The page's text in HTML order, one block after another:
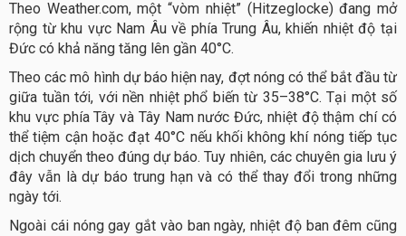
Theo Weather.com, một “vòm nhiệt” (Hitzeglocke) đang mở
rộng từ khu vực Nam Âu về phía Trung Âu, khiến nhiệt độ tại
Đức có khả năng tăng lên gần 40°C.
Theo các mô hình dự báo hiện nay, đợt nóng có thể bắt đầu từ
giữa tuần tới, với nền nhiệt phổ biến từ 35–38°C. Tại một số
khu vực phía Tây và Tây Nam nước Đức, nhiệt độ thậm chí có
thể tiệm cận hoặc đạt 40°C nếu khối không khí nóng tiếp tục
dịch chuyển theo đúng dự báo. Tuy nhiên, các chuyên gia lưu ý
đây vẫn là dự báo trung hạn và có thể thay đổi trong những
ngày tới.
Ngoài cái nóng gay gắt vào ban ngày, nhiệt độ ban đêm cũng